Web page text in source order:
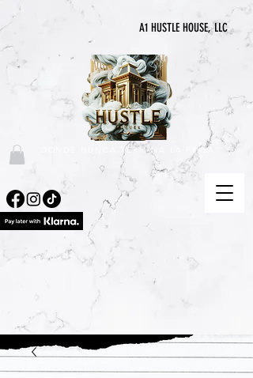
A1 HUSTLE HOUSE, LLC
"DONDE NUNCA TERMINA LA PRISA"